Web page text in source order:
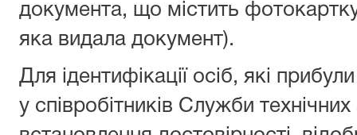
документа, що містить
яка видала документ).
Для ідентифікації осіб, які
у співробітників Служби